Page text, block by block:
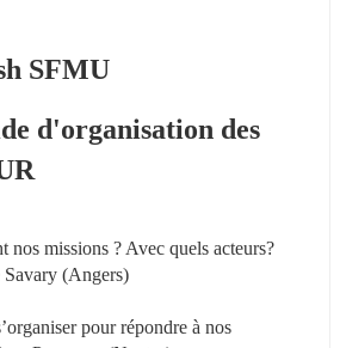
SFMU
d'organisation des
nos missions ? Avec quels acteurs?
(Angers)
pour répondre à nos